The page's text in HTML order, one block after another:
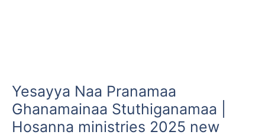
Yesayya Naa Pranamaa
Ghanamainaa Stuthiganamaa |
Hosanna ministries 2025 new